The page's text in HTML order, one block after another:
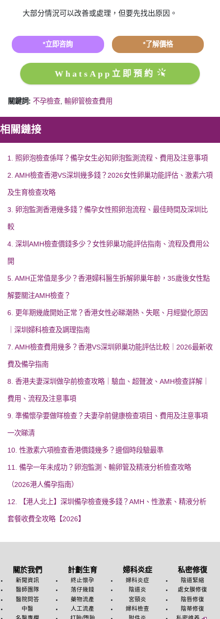
大部分情況可以改善或處理，但要先找出原因。
*立即咨詢 *了解價格
WhatsApp立即預約
關鍵詞: 不孕檢查 輸卵管檢查費用
相關鏈接
1. 照卵泡檢查係咩？備孕女生必知卵泡監測流程、費用及注意事項
2. AMH檢查香港VS深圳幾多錢？2026女性卵巢功能評估、激素六項
及生育檢查攻略
3. 卵泡監測香港幾多錢？備孕女性照卵泡流程、最佳時間及深圳比
較
4. 深圳AMH檢查價錢多少？女性卵巢功能評估指南、流程及費用公
開
5. AMH正常值是多少？香港婦科醫生拆解卵巢年齡，35歲後女性點
解要關注AMH檢查？
6. 更年期幾歲開始正常？香港女性必睇潮熱、失眠、月經變化原因
｜深圳婦科檢查及調理指南
7. AMH檢查費用幾多？香港VS深圳卵巢功能評估比較｜2026最新收
費及備孕指南
8. 香港夫妻深圳做孕前檢查攻略｜驗血、超聲波、AMH檢查詳解｜
費用、流程及注意事項
9. 準備懷孕要做咩檢查？夫妻孕前健康檢查項目、費用及注意事項
一次睇清
10. 性激素六項檢查香港價錢幾多？邊個時段驗最準
11. 備孕一年未成功？卵泡監測、輸卵管及精液分析檢查攻略
（2026港人備孕指南）
12. 【港人北上】深圳備孕檢查幾多錢？AMH、性激素、精液分析
套餐收費全攻略【2026】
關於我們
新聞資訊
醫師團隊
醫院問答
中醫
計劃生育
終止懷孕
落仔幾錢
藥物流產
人工流產
婦科炎症
婦科炎症
陰道炎
宮頸炎
婦科檢查
私密修復
陰道緊縮
處女膜修復
陰唇修復
陰蒂修復